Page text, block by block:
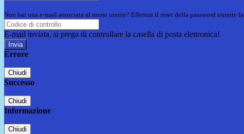
Non hai una e-mail associata al nome utente? Effettua il reset della password tramite la
E-mail inviata, si prega di controllare la casella di posta elettronica!
Errore
Chiudi
Successo
Chiudi
Informazione
Chiudi